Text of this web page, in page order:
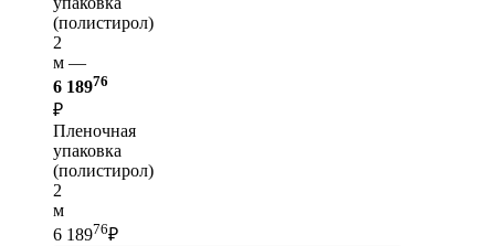
(полистирол)
2
м —
6 18976
₽
Пленочная
упаковка
(полистирол)
2
м
6 18976₽